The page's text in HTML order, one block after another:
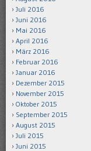
Juli 2016
Juni 2016
Mai 2016
April 2016
März 2016
Februar 2016
Januar 2016
Dezember 2015
November 2015
Oktober 2015
September 2015
August 2015
Juli 2015
Juni 2015